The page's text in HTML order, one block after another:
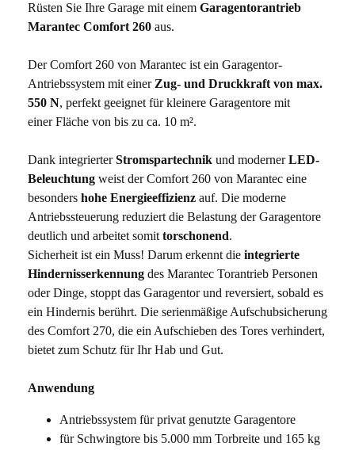
Rüsten Sie Ihre Garage mit einem Garagentorantrieb
Marantec Comfort 260 aus.
Der Comfort 260 von Marantec ist ein Garagentor-
Antriebssystem mit einer Zug- und Druckkraft von max.
550 N, perfekt geeignet für kleinere Garagentore mit
einer Fläche von bis zu ca. 10 m².
Dank integrierterStromspartechnik und modernerLED-
Beleuchtung weist der Comfort 260 von Marantec eine
besonders hohe Energieeffizienz auf. Die moderne
Antriebssteuerung reduziert die Belastung der Garagentore
deutlich und arbeitet somit torschonend.
Sicherheit ist ein Muss! Darum erkennt die integrierte
Hindernisserkennung des Marantec Torantrieb Personen
oder Dinge, stoppt das Garagentor und reversiert, sobald es
ein Hindernis berührt. Die serienmäßige Aufschubsicherung
des Comfort 270, die ein Aufschieben des Tores verhindert,
bietet zum Schutz für Ihr Hab und Gut.
Anwendung
Antriebssystem für privat genutzte Garagentore
für Schwingtore bis 5.000 mm Torbreite und 165 kg